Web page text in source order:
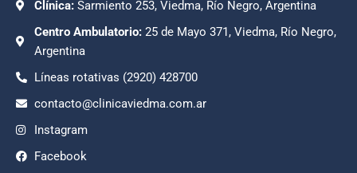
Clínica:Sarmiento 253, Viedma, Río Negro, Argentina
Centro Ambulatorio:25 de Mayo 371, Viedma, Río Negro,
Argentina
Líneas rotativas (2920) 428700
contacto@clinicaviedma.com.ar
Instagram
Facebook